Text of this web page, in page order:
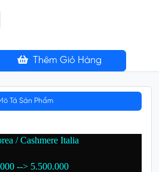
Thêm Giỏ Hàng
Tả Sản Phẩm
/ Cashmere Italia
--> 5.500.000